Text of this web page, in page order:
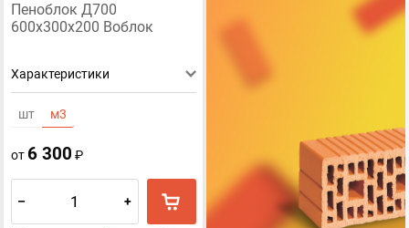
Пеноблок Д700
600х300х200 Воблок
Характеристики
шт м3
от 6 300 ₽
– +